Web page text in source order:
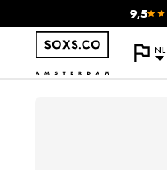
9,5
NL